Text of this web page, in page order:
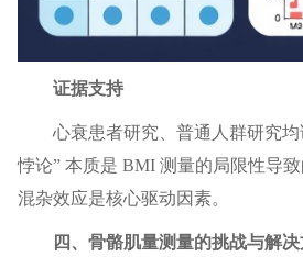
证据支持
心衰患者研究、普通人群研究
悖论” 本质是 BMI 测量的局限性导
混杂效应是核心驱动因素。
四、骨骼肌量测量的挑战与解